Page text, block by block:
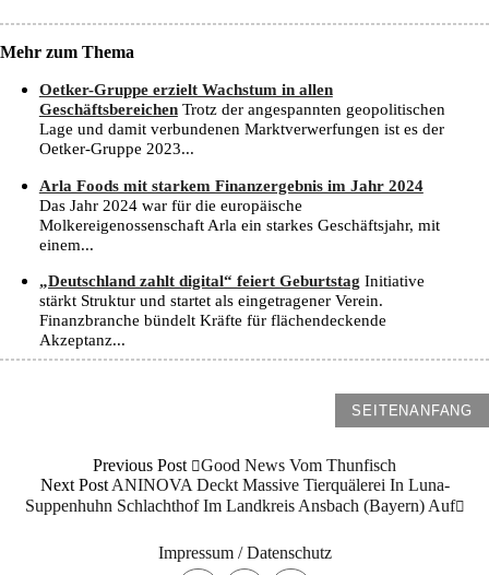
Mehr zum Thema
Oetker-Gruppe erzielt Wachstum in allen
GeschäftsbereichenTrotz der angespannten geopolitischen
Lage und damit verbundenen Marktverwerfungen ist es der
Oetker-Gruppe 2023...
Arla Foods mit starkem Finanzergebnis im Jahr 2024
Das Jahr 2024 war für die europäische
Molkereigenossenschaft Arla ein starkes Geschäftsjahr, mit
einem...
„Deutschland zahlt digital“ feiert Geburtstag Initiative
stärkt Struktur und startet als eingetragener Verein.
Finanzbranche bündelt Kräfte für flächendeckende
Akzeptanz...
SEITENANFANG
Previous Post
Good News Vom Thunfisch
Next Post ANINOVA Deckt Massive Tierquälerei In Luna-
Suppenhuhn Schlachthof Im Landkreis Ansbach (Bayern) Auf
Impressum / Datenschutz